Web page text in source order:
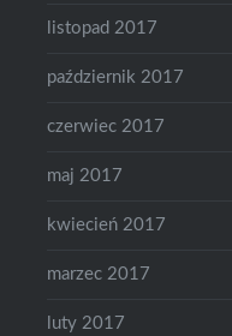
listopad 2017
październik 2017
czerwiec 2017
maj 2017
kwiecień 2017
marzec 2017
luty 2017